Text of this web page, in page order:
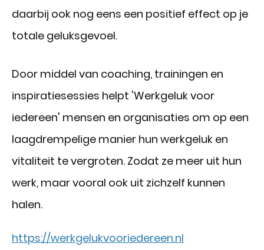
daarbij ook nog eens een positief effect op je
totale geluksgevoel.
Door middel van coaching, trainingen en
inspiratiesessies helpt 'Werkgeluk voor
iedereen' mensen en organisaties om op een
laagdrempelige manier hun werkgeluk en
vitaliteit te vergroten. Zodat ze meer uit hun
werk, maar vooral ook uit zichzelf kunnen
halen.
https://werkgelukvooriedereen.nl